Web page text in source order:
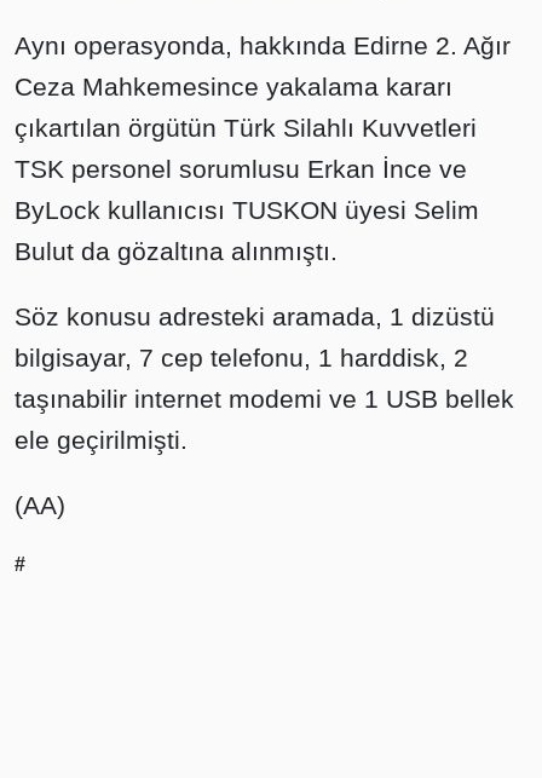
Aynı operasyonda, hakkında Edirne 2. Ağır
Ceza Mahkemesince yakalama kararı
çıkartılan örgütün Türk Silahlı Kuvvetleri
TSK personel sorumlusu Erkan İnce ve
ByLock kullanıcısı TUSKON üyesi Selim
Bulut da gözaltına alınmıştı.
Söz konusu adresteki aramada, 1 dizüstü
bilgisayar, 7 cep telefonu, 1 harddisk, 2
taşınabilir internet modemi ve 1 USB bellek
ele geçirilmişti.
(AA)
#